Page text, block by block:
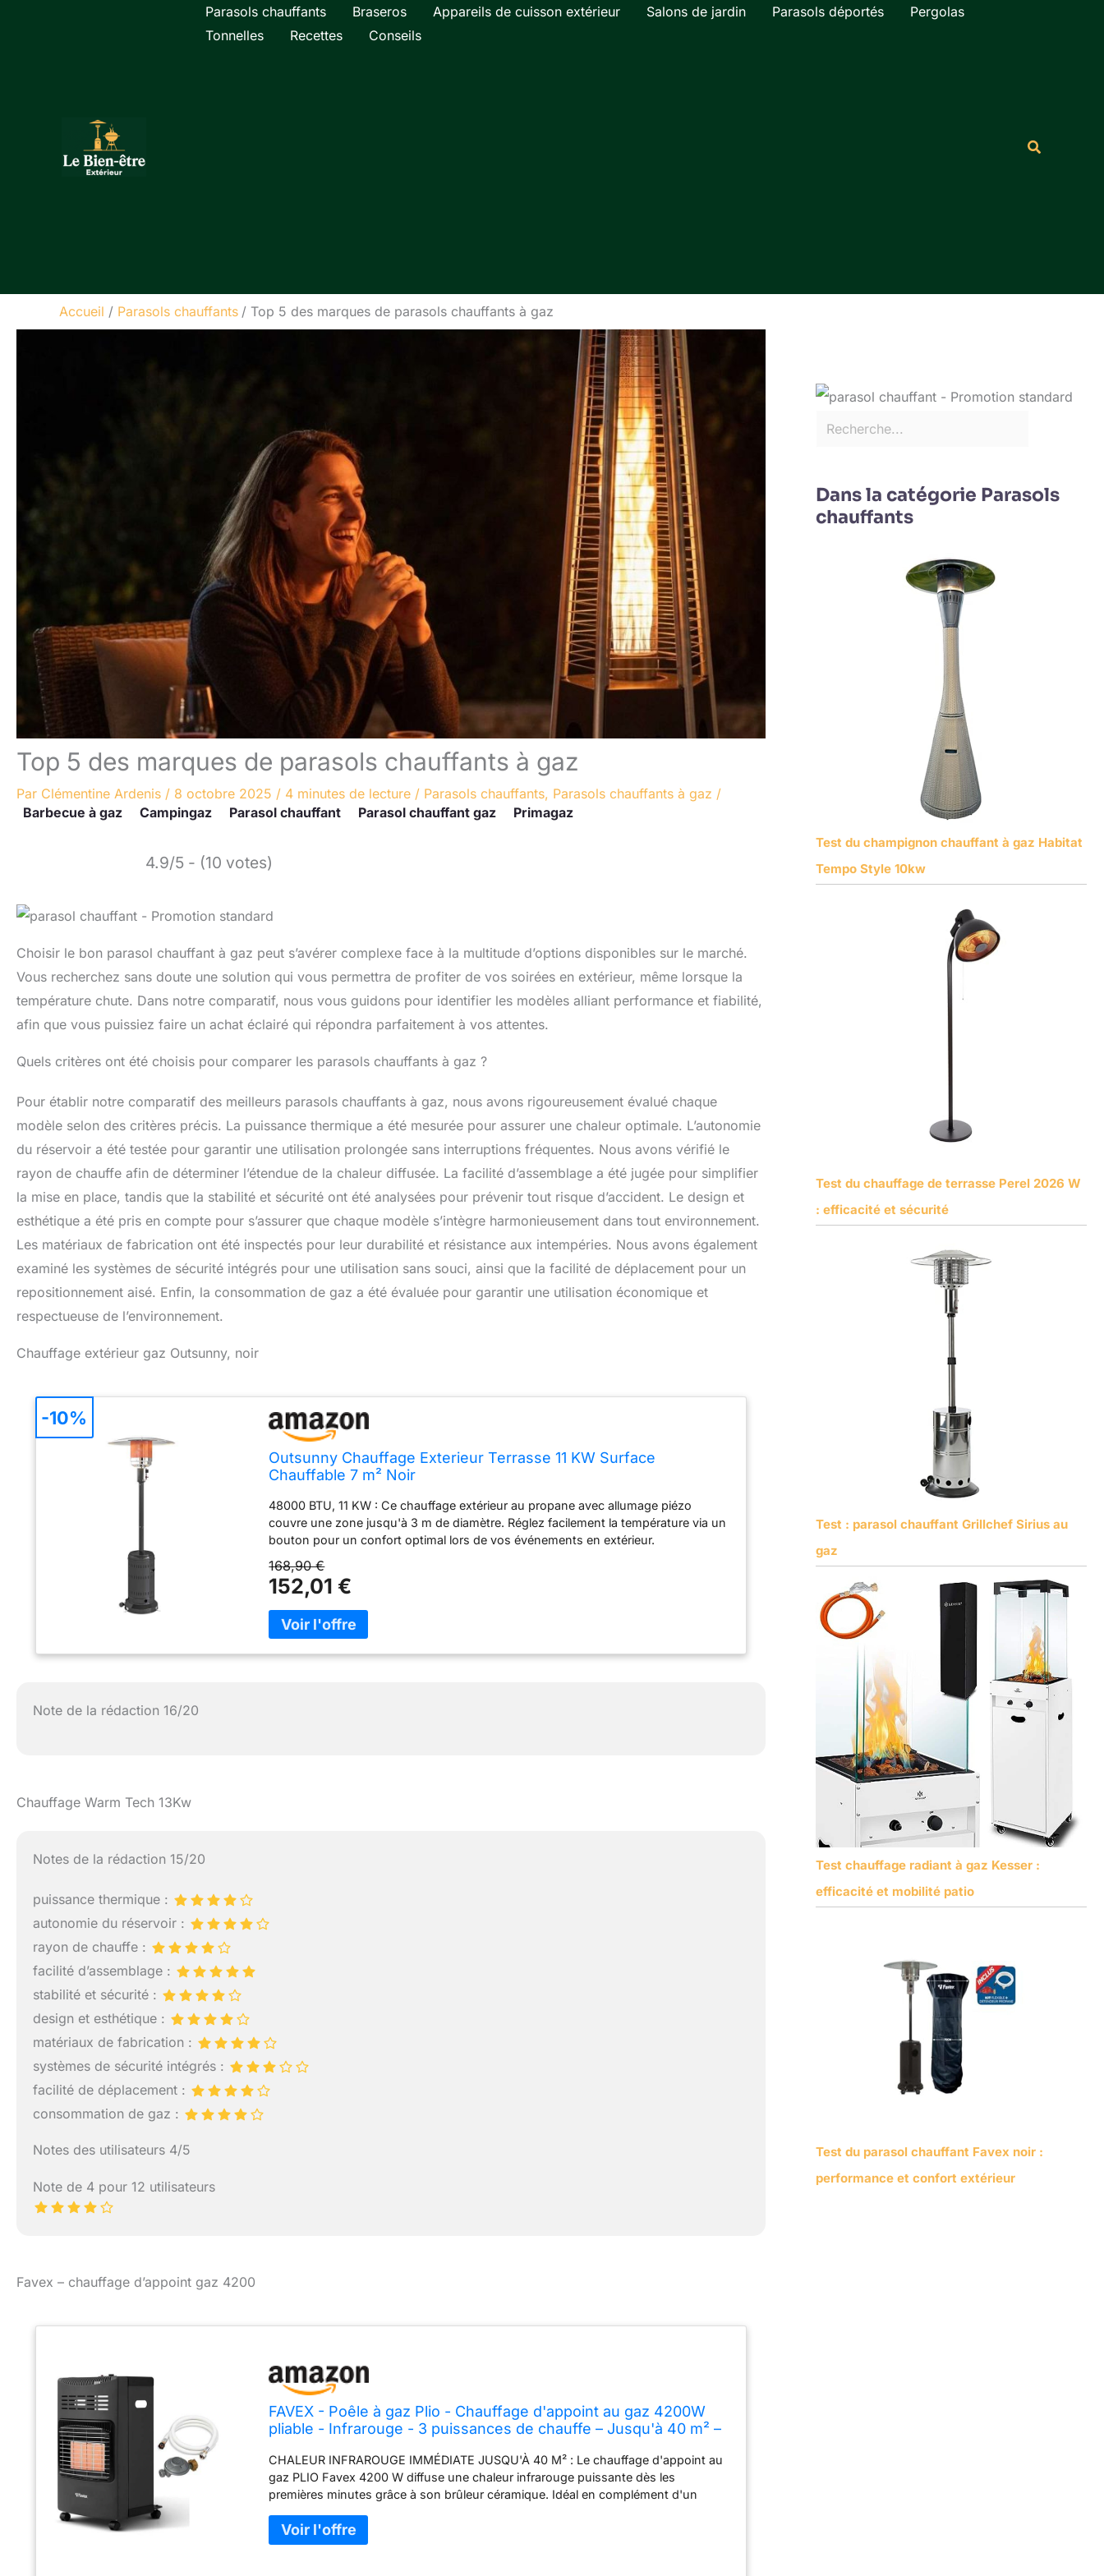
Parasols chauffants Braseros Appareils de cuisson extérieur Salons de jardin Parasols déportés
Pergolas
Tonnelles
Recettes Conseils
Accueil Parasols chauffants Top 5 des marques de parasols chauffants à gaz
Top 5 des marques de parasols chauffants à gaz
Par Clémentine Ardenis / 8 octobre 2025 / 4 minutes de lecture / Parasols chauffants, Parasols chauffants à gaz /
Barbecue à gaz
Campingaz Parasol chauffant Parasol chauffant gaz Primagaz
4.9/5 - (10 votes)
Choisir le bon parasol chauffant à gaz peut s’avérer complexe face à la multitude d’options disponibles sur le marché.
Vous recherchez sans doute une solution qui vous permettra de profiter de vos soirées en extérieur, même lorsque la
température chute. Dans notre comparatif, nous vous guidons pour identifier les modèles alliant performance et fiabilité,
afin que vous puissiez faire un achat éclairé qui répondra parfaitement à vos attentes.
Quels critères ont été choisis pour comparer les parasols chauffants à gaz ?
Pour établir notre comparatif des meilleurs parasols chauffants à gaz, nous avons rigoureusement évalué chaque
modèle selon des critères précis. La puissance thermique a été mesurée pour assurer une chaleur optimale. L’autonomie
du réservoir a été testée pour garantir une utilisation prolongée sans interruptions fréquentes. Nous avons vérifié le
rayon de chauffe afin de déterminer l’étendue de la chaleur diffusée. La facilité d’assemblage a été jugée pour simplifier
la mise en place, tandis que la stabilité et sécurité ont été analysées pour prévenir tout risque d’accident. Le design et
esthétique a été pris en compte pour s’assurer que chaque modèle s’intègre harmonieusement dans tout environnement.
Les matériaux de fabrication ont été inspectés pour leur durabilité et résistance aux intempéries. Nous avons également
examiné les systèmes de sécurité intégrés pour une utilisation sans souci, ainsi que la facilité de déplacement pour un
repositionnement aisé. Enfin, la consommation de gaz a été évaluée pour garantir une utilisation économique et
respectueuse de l’environnement.
Chauffage extérieur gaz Outsunny, noir
Outsunny Chauffage Exterieur Terrasse 11 KW Surface
Chauffable 7 m² Noir
48000 BTU, 11 KW : Ce chauffage extérieur au propane avec allumage piézo
couvre une zone jusqu'à 3 m de diamètre. Réglez facilement la température via un
bouton pour un confort optimal lors de vos événements en extérieur.
chauffage d'extérieur s'arrête automatiquement en cas de basculement. À un
angle de 45°, il s'éteint immédiatement pour éviter tout risque d'accident et
garantir la sécurité des utilisateurs. STABILITÉ : Avec sa base large, ce chauffage
de terrasse reste stable et bien équilibré dans votre jardin. Il est équipé de trois
trous pré-percés pour l'ancrage au sol avec des piquets (à noter : piquets non
fournis). ROUES POUR LA PORTABILITÉ : Doté de deux roues de 5,8 cm, cet
168,90 €
152,01 €
-10%
Note de la rédaction 16/20
Chauffage Warm Tech 13Kw
Notes de la rédaction 15/20
puissance thermique :
autonomie du réservoir :
rayon de chauffe :
facilité d’assemblage :
stabilité et sécurité :
design et esthétique :
matériaux de fabrication :
systèmes de sécurité intégrés :
facilité de déplacement :
consommation de gaz :
Notes des utilisateurs 4/5
Note de 4 pour 12 utilisateurs
Favex – chauffage d’appoint gaz 4200
FAVEX - Poêle à gaz Plio - Chauffage d'appoint au gaz 4200W
pliable - Infrarouge - 3 puissances de chauffe – Jusqu'à 40 m² –
Classe A
CHALEUR INFRAROUGE IMMÉDIATE JUSQU'À 40 M² : Le chauffage d'appoint au
gaz PLIO Favex 4200 W diffuse une chaleur infrarouge puissante dès les
premières minutes grâce à son brûleur céramique. Idéal en complément d'un
m² pour retrouver rapidement une sensation de confort lorsque les températures
baissent. 3 PUISSANCES DE CHAUFFE POUR ADAPTER VOTRE CONFORT :
Rechercher
Dans la catégorie Parasols
chauffants
Test du champignon chauffant à gaz Habitat
Tempo Style 10kw
Test du chauffage de terrasse Perel 2026 W
: efficacité et sécurité
Test : parasol chauffant Grillchef Sirius au
gaz
Test chauffage radiant à gaz Kesser :
efficacité et mobilité patio
Test du parasol chauffant Favex noir :
performance et confort extérieur